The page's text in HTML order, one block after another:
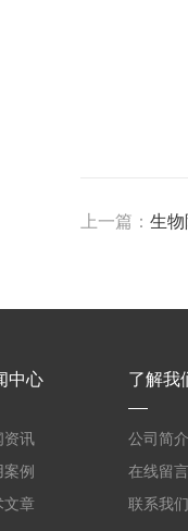
上一篇：生
中心
资讯
案例
文章
了解我
公司简介
在线留言
联系我们